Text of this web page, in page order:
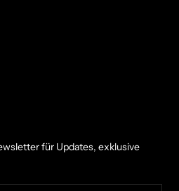
für Updates, exklusive